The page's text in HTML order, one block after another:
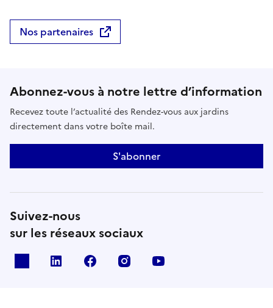
Nos partenaires
Abonnez-vous à notre lettre d’information
Recevez toute l’actualité des Rendez-vous aux jardins
directement dans votre boîte mail.
S'abonner
Suivez-nous
sur les réseaux sociaux
Linkedin Facebook Instagram